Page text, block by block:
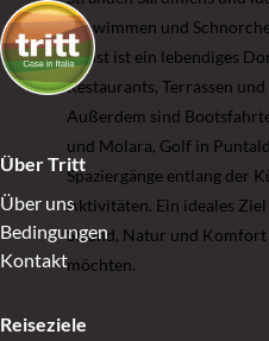
Schwimmen und
selbst ist ein lebendiges
Restaurants, Terrassen
Außerdem sind
und Molara, Golf in
Spaziergänge entlang der
Aktivitäten. Ein ideales
Strand, Natur und
möchten.
Über Tritt
Über uns
Bedingungen
Kontakt
Reiseziele